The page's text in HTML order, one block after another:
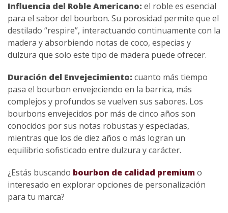
Influencia del Roble Americano: el roble es esencial
para el sabor del bourbon. Su porosidad permite que el
destilado “respire”, interactuando continuamente con la
madera y absorbiendo notas de coco, especias y
dulzura que solo este tipo de madera puede ofrecer.
Duración del Envejecimiento: cuanto más tiempo
pasa el bourbon envejeciendo en la barrica, más
complejos y profundos se vuelven sus sabores. Los
bourbons envejecidos por más de cinco años son
conocidos por sus notas robustas y especiadas,
mientras que los de diez años o más logran un
equilibrio sofisticado entre dulzura y carácter.
¿Estás buscando bourbon de calidad premiumo
interesado en explorar opciones de personalización
para tu marca?